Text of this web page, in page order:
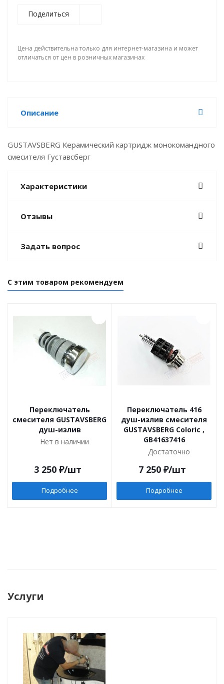
Поделиться
Цена действительна только для интернет-магазина и может
отличаться от цен в розничных магазинах
Описание
GUSTAVSBERG Керамический картридж монокомандного
смесителя Густавсберг
Характеристики
Отзывы
Задать вопрос
С этим товаром рекомендуем
Переключатель
смесителя GUSTAVSBERG
душ-излив
Нет в наличии
3 250 ₽/шт
Подробнее
Переключатель 416
душ-излив смесителя
GUSTAVSBERG Coloric ,
GB41637416
Достаточно
7 250 ₽/шт
Подробнее
Услуги